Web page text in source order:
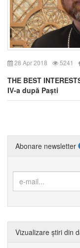
28 Apr 2018 5241
THE BEST
IV-a după Paști
Abonare newsletter
Vizualizare știri din